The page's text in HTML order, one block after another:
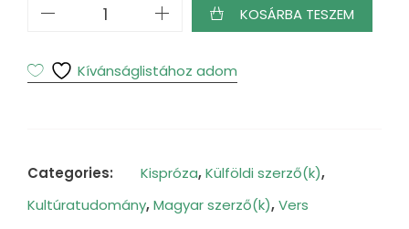
Riportirodalom
Prae
2023/2
KOSÁRBA TESZEM
Kívánságlistához adom
Categories: Kispróza,Külföldi szerző(k),
Kultúratudomány,Magyar szerző(k),Vers